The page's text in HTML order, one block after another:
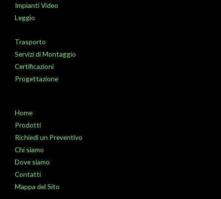
Impianti Video
Leggio
Trasporto
Servizi di Montaggio
Certificazioni
Progettazione
Home
Prodotti
Richiedi un Preventivo
Chi siamo
Dove siamo
Contatti
Mappa del Sito